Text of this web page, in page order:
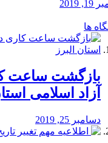
ها
بازگشت ساعت
آزاد اسلامی
دسامبر 25, 2019